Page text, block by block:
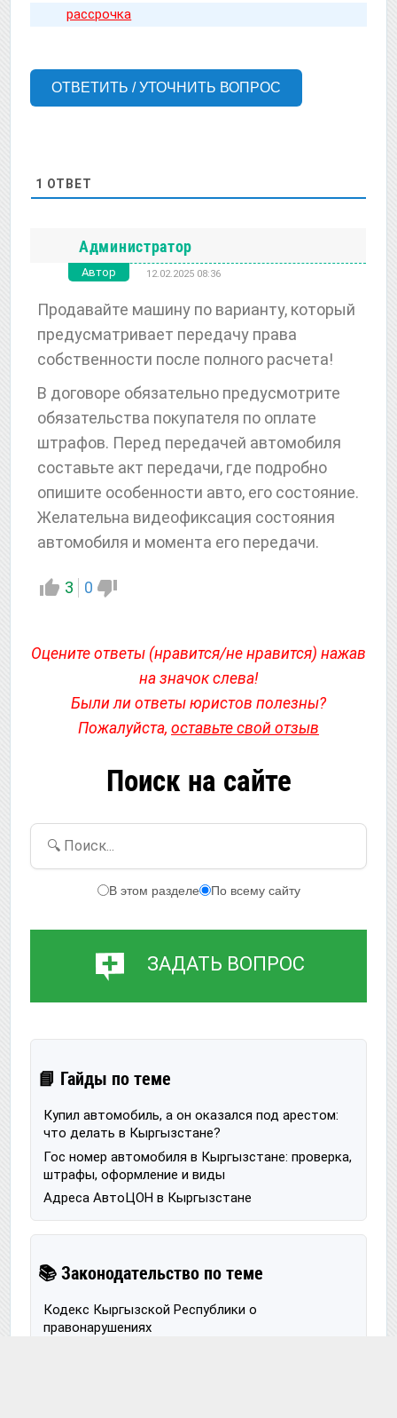
рассрочка
ОТВЕТИТЬ / УТОЧНИТЬ ВОПРОС
1 ОТВЕТ
Администратор
Автор 12.02.2025 08:36
Продавайте машину по варианту, который
предусматривает передачу права
собственности после полного расчета!
В договоре обязательно предусмотрите
обязательства покупателя по оплате
штрафов. Перед передачей автомобиля
составьте акт передачи, где подробно
опишите особенности авто, его состояние.
Желательна видеофиксация состояния
автомобиля и момента его передачи.
3 0
Оцените ответы (нравится/не нравится) нажав
на значок слева!
Были ли ответы юристов полезны?
Пожалуйста, оставьте свой отзыв
Поиск на сайте
🔍 Поиск...
В этом разделе По всему сайту
ЗАДАТЬ ВОПРОС
📘 Гайды по теме
Купил автомобиль, а он оказался под арестом:
что делать в Кыргызстане?
Гос номер автомобиля в Кыргызстане: проверка,
штрафы, оформление и виды
Адреса АвтоЦОН в Кыргызстане
📚 Законодательство по теме
Кодекс Кыргызской Республики о
правонарушениях